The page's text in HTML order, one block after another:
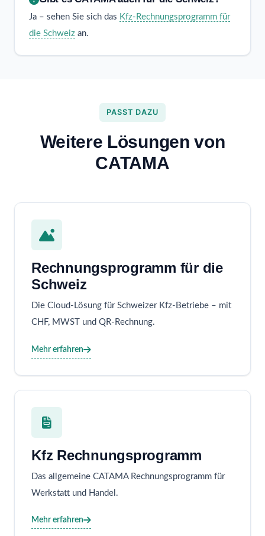
Ja – sehen Sie sich das Kfz-Rechnungsprogramm für
die Schweiz an.
PASST DAZU
Weitere Lösungen von
CATAMA
Rechnungsprogramm für die
Schweiz
Die Cloud-Lösung für Schweizer Kfz-Betriebe – mit
CHF, MWST und QR-Rechnung.
Mehr erfahren
Kfz Rechnungsprogramm
Das allgemeine CATAMA Rechnungsprogramm für
Werkstatt und Handel.
Mehr erfahren